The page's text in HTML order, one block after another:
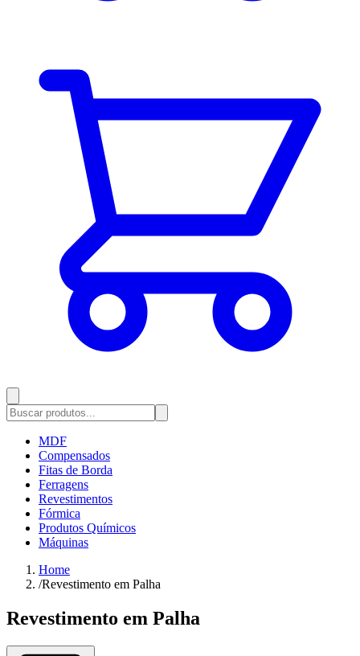
MDF
Compensados
Fitas de Borda
Ferragens
Revestimentos
Fórmica
Produtos Químicos
Máquinas
Home
/Revestimento em Palha
Revestimento em Palha